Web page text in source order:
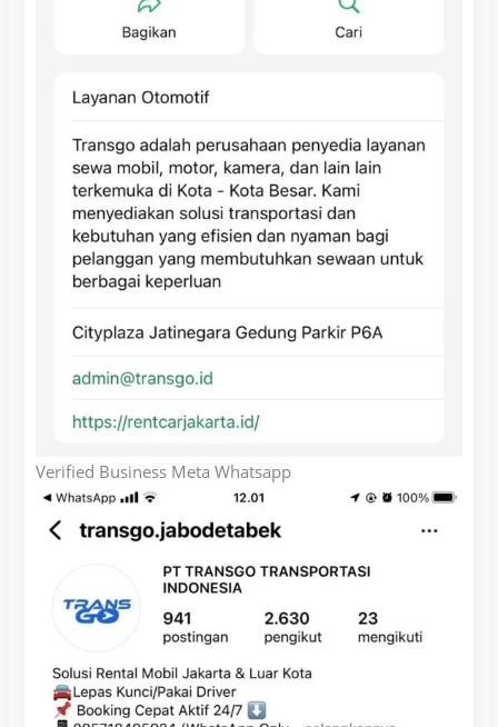
Verified Business Meta Whatsapp